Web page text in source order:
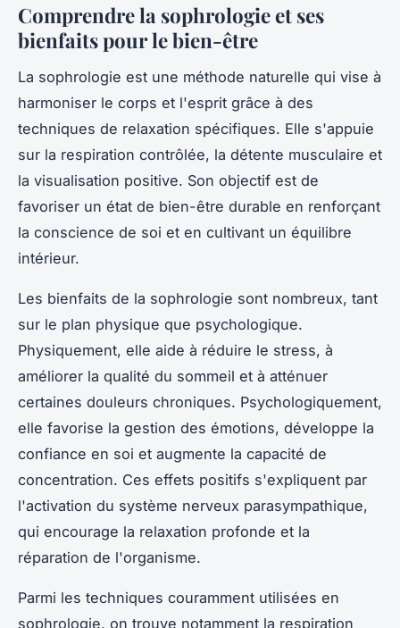
Comprendre la sophrologie et ses
bienfaits pour le bien-être
La sophrologie est une méthode naturelle qui vise à
harmoniser le corps et l'esprit grâce à des
techniques de relaxation spécifiques. Elle s'appuie
sur la respiration contrôlée, la détente musculaire et
la visualisation positive. Son objectif est de
favoriser un état de bien-être durable en renforçant
la conscience de soi et en cultivant un équilibre
intérieur.
Les bienfaits de la sophrologie sont nombreux, tant
sur le plan physique que psychologique.
Physiquement, elle aide à réduire le stress, à
améliorer la qualité du sommeil et à atténuer
certaines douleurs chroniques. Psychologiquement,
elle favorise la gestion des émotions, développe la
confiance en soi et augmente la capacité de
concentration. Ces effets positifs s'expliquent par
l'activation du système nerveux parasympathique,
qui encourage la relaxation profonde et la
réparation de l'organisme.
Parmi les techniques couramment utilisées en
sophrologie, on trouve notamment la respiration